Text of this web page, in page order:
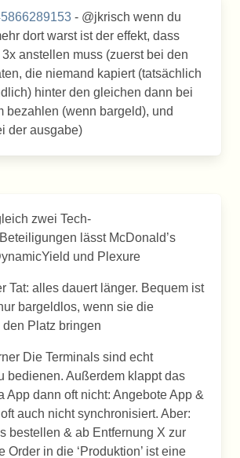
- @jkrisch wenn du
dort warst ist der effekt, dass
anstellen muss (zuerst bei den
die niemand kapiert (tatsächlich
hinter den gleichen dann bei
bezahlen (wenn bargeld), und
der ausgabe)
zwei Tech-
lässt McDonald’s
und Plexure
Tat: alles dauert länger. Bequem ist
bargeldlos, wenn sie die
Platz bringen
Die Terminals sind echt
bedienen. Außerdem klappt das
App dann oft nicht: Angebote App &
auch nicht synchronisiert. Aber:
bestellen & ab Entfernung X zur
Order in die ‘Produktion’ ist eine